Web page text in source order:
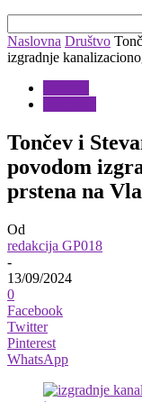
Naslovna Društvo
izgradnje
Tončev i
povodom
prstena na
Od
redakcija GP018
-
13/09/2024
0
Facebook
Twitter
Pinterest
WhatsApp